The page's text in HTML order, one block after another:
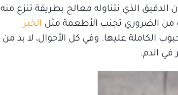
الذي نتناوله معالج بطريقة تنزع منه
من الضروري تجنب الأطعمة مثل الخبز
الكاملة عليها. وفي كل الأحوال، لا بد من
في الدم.